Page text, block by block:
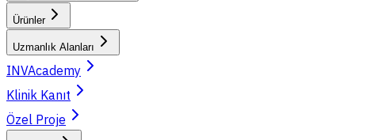
Ürünler
Uzmanlık Alanları
INVAcademy
Klinik Kanıt
Özel Proje